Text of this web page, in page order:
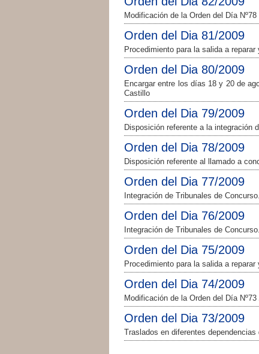
Modificación de la Orden del Día Nº78
Orden del Dia 81/2009
Procedimiento para la salida a
Orden del Dia 80/2009
Encargar entre los días 18 y 20 de
Castillo
Orden del Dia 79/2009
Disposición referente a la integración
Orden del Dia 78/2009
Disposición referente al llamado a
Orden del Dia 77/2009
Integración de Tribunales de Concurso.
Orden del Dia 76/2009
Integración de Tribunales de
Orden del Dia 75/2009
Procedimiento para la salida a
Orden del Dia 74/2009
Modificación de la Orden del Día Nº73
Orden del Dia 73/2009
Traslados en diferentes